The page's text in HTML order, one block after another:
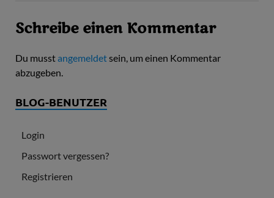
Schreibe einen Kommentar
Du musstangemeldetsein, um einen Kommentar
abzugeben.
BLOG-BENUTZER
Login
Passwort vergessen?
Registrieren